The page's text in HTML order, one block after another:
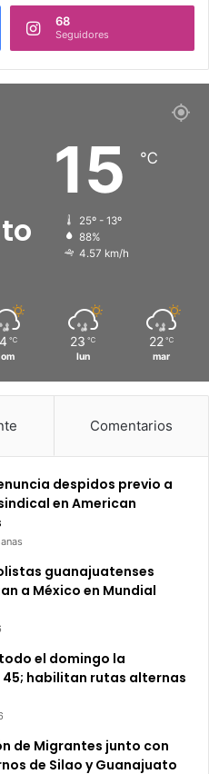
68
Seguidores
15 ℃
25º - 13º
88%
4.57 km/h
℃ 23 ℃
lun
22 ℃
mar
Comentarios
despidos previo a
en American
guanajuatenses
a México en Mundial
el domingo la
habilitan rutas alternas
de Migrantes junto con
de Silao y Guanajuato